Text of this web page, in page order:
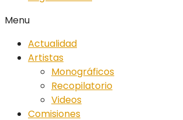
Menu
Actualidad
Artistas
Monográficos
Recopilatorio
Videos
Comisiones